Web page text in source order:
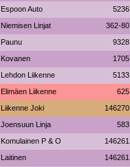
Espoon Auto 5236
Niemisen Linjat 362-80
Paunu 9328
Kovanen 1705
Lehdon Liikenne 5133
Elimäen Liikenne 625
Liikenne Joki 146270
Joensuun Linja 583
Komulainen P & O 146261
Laitinen 146261